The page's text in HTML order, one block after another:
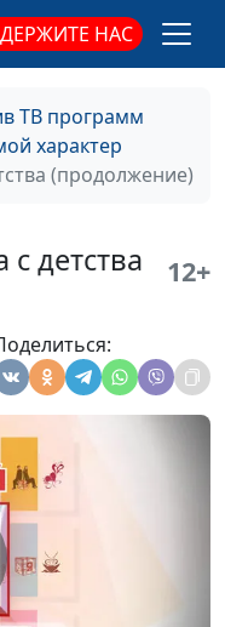
НАС
ТВ программ
характер
(продолжение)
с детства
12+
Архипов, Елена
#20
Архипов, Елена
Архипов, Елена
#17
Архипов, Елена
#16
Архипов, Елена
Архипов, Елена
Архипов, Елена